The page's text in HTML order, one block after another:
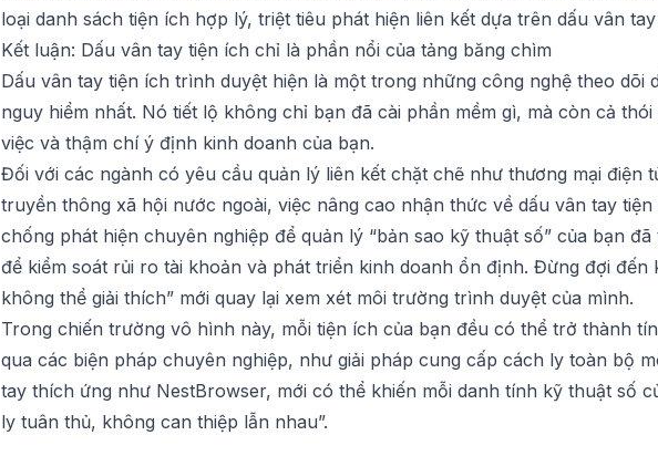
loại danh sách tiện ích hợp lý, triệt tiêu phát hiện liên kết dựa trên dấu vân
Kết luận: Dấu vân tay tiện ích chỉ là phần nổi của tảng băng chìm
Dấu vân tay tiện ích trình duyệt hiện là một trong những công nghệ theo dõi
nguy hiểm nhất. Nó tiết lộ không chỉ bạn đã cài phần mềm gì, mà còn cả
việc và thậm chí ý định kinh doanh của bạn.
Đối với các ngành có yêu cầu quản lý liên kết chặt chẽ như thương mại điện
truyền thông xã hội nước ngoài, việc nâng cao nhận thức về dấu vân tay
chống phát hiện chuyên nghiệp để quản lý “bản sao kỹ thuật số” của bạn
để kiểm soát rủi ro tài khoản và phát triển kinh doanh ổn định. Đừng đợi đến
không thể giải thích” mới quay lại xem xét môi trường trình duyệt của mình.
Trong chiến trường vô hình này, mỗi tiện ích của bạn đều có thể trở thành
qua các biện pháp chuyên nghiệp, như giải pháp cung cấp cách ly toàn bộ
tay thích ứng như NestBrowser, mới có thể khiến mỗi danh tính kỹ thuật số
ly tuân thủ, không can thiệp lẫn nhau”.